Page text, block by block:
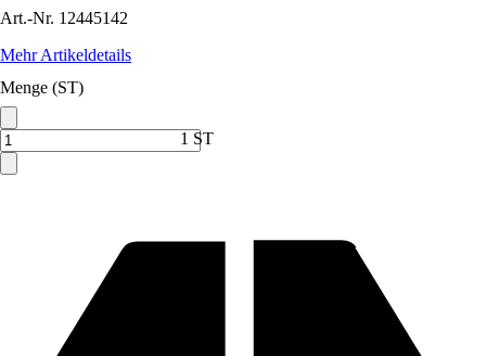
Art.-Nr. 12445142
Mehr Artikeldetails
Menge (ST)
1 ST